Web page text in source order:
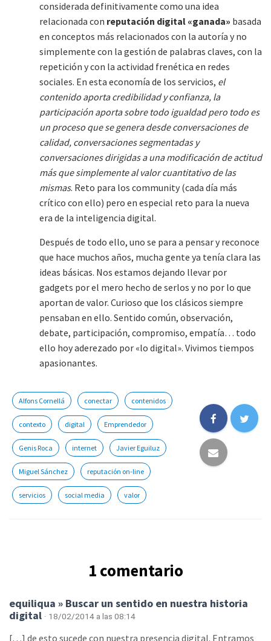
considerada definitivamente como una idea
relacionada con reputación digital «ganada» basada
en conceptos más relacionados con la autoría y no
simplemente con la gestión de palabras claves, con la
repetición y con la actividad frenética en redes
sociales. En esta economía de los servicios, el
contenido aporta credibilidad y confianza, la
participación aporta sobre todo igualdad pero todo es
un proceso que se genera desde conversaciones de
calidad, conversaciones segmentadas y
conversaciones dirigidas a una modificación de actitud
más que simplemente al valor cuantitativo de las
mismas. Reto para los community (cada día más
crítico con ello) pero en especial reto para la nueva
era de la inteligencia digital.
Después de todo ello, uno se para a pensar y reconoce
que hace muchos años, mucha gente ya tenía clara las
ideas básicas. Nos estamos dejando llevar por
gadgets por el mero hecho de serlos y no por lo que
aportan de valor. Curioso que los clásicos siempre
pensaban en ello. Sentido común, observación,
debate, participación, compromiso, empatía… todo
ello hoy aderezado por «lo digital». Vivimos tiempos
apasionantes.
Alfons Cornellá conectar contenidos
contexto digital Emprendedor
Genis Roca internet Javier Eguiluz
Miguel Sánchez reputación on-line
servicios social media valor
1 comentario
equiliqua » Buscar un sentido en nuestra historia
digital · 18/02/2014 a las 08:14
[…] de esto sucede con nuestra presencia digital. Entramos